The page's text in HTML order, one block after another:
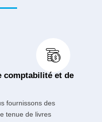
comptabilité et de
fournissons des
tenue de livres